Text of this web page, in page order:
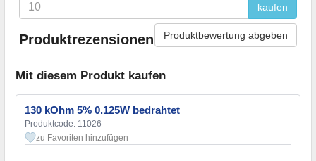
kaufen
Produktrezensionen Produktbewertung abgeben
Mit diesem Produkt kaufen
130 kOhm 5% 0.125W bedrahtet
Produktcode: 11026
zu Favoriten hinzufügen